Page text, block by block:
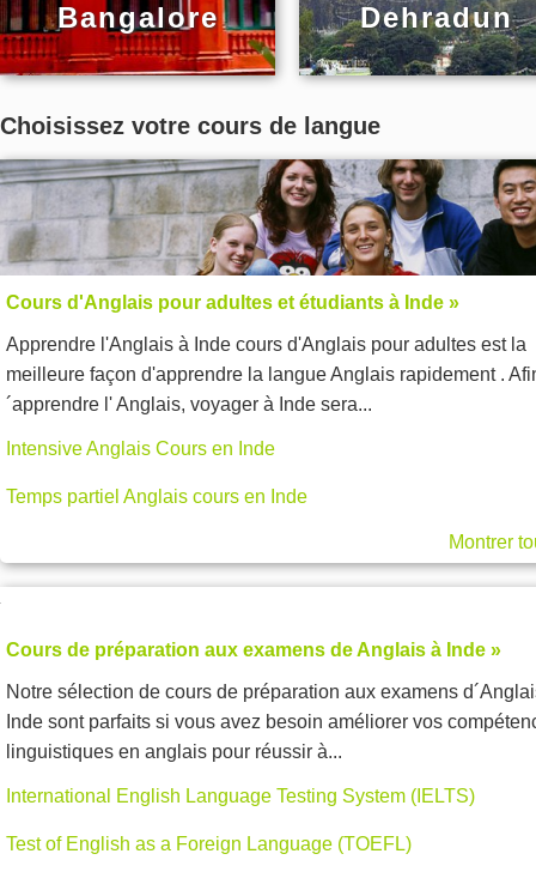
Bangalore Dehradun
Choisissez votre cours de langue
Cours d'Anglais pour adultes et étudiants à Inde »
Apprendre l'Anglais à Inde cours d'Anglais pour adultes est la
meilleure façon d'apprendre la langue Anglais rapidement .
´apprendre l' Anglais, voyager à Inde sera...
Intensive Anglais Cours en Inde
Temps partiel Anglais cours en Inde
Montrer
Cours de préparation aux examens de Anglais à Inde »
Notre sélection de cours de préparation aux examens
Inde sont parfaits si vous avez besoin améliorer vos
linguistiques en anglais pour réussir à...
International English Language Testing System (IELTS)
Test of English as a Foreign Language (TOEFL)